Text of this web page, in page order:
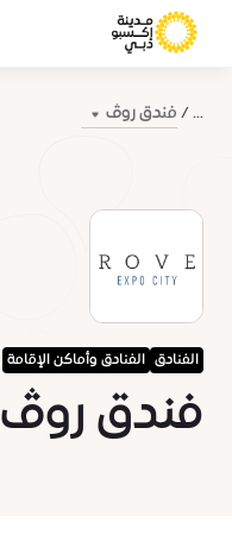
... فندق روڤ
الفنادق الفنادق وأماكن الإقامة
فندق روڤ